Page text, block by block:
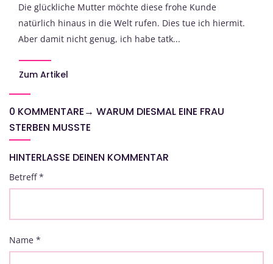
Die glückliche Mutter möchte diese frohe Kunde
natürlich hinaus in die Welt rufen. Dies tue ich hiermit.
Aber damit nicht genug, ich habe tatk...
Zum Artikel
0 KOMMENTARE→ WARUM DIESMAL EINE FRAU
STERBEN MUSSTE
HINTERLASSE DEINEN KOMMENTAR
Betreff*
Name *